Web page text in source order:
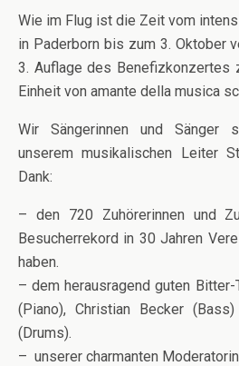
Wie im Flug ist die Zeit vom
in Paderborn bis zum 3. Oktober
3. Auflage des Benefizkonzertes
Einheit von amante della musica
Wir Sängerinnen und Sänger
unserem musikalischen Leiter
Dank:
– den 720 Zuhörerinnen und
Besucherrekord in 30 Jahren
haben.
– dem herausragend guten
(Piano), Christian Becker
(Drums).
– unserer charmanten